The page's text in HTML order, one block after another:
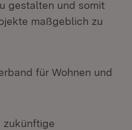
gestalten und somit
maßgeblich zu
für Wohnen und
zukünftige